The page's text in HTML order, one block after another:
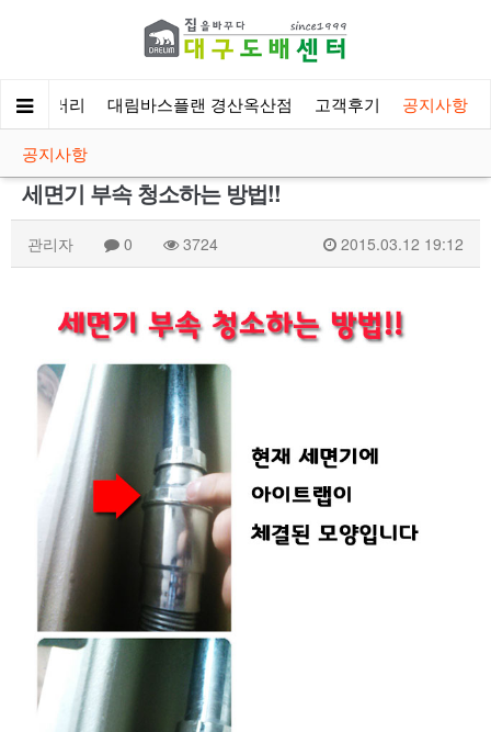
시공갤러리 대림바스플랜 경산옥산점 고객후기 공지사항
공지사항
세면기 부속 청소하는 방법!!
관리자 0 3724 2015.03.12 19:12